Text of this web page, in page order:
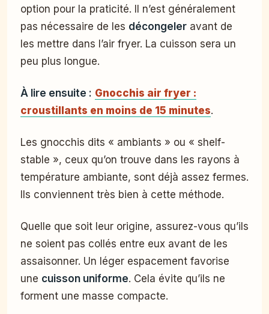
option pour la praticité. Il n’est généralement
pas nécessaire de les décongeler avant de
les mettre dans l’air fryer. La cuisson sera un
peu plus longue.
À lire ensuite : Gnocchis air fryer :
croustillants en moins de 15 minutes.
Les gnocchis dits « ambiants » ou « shelf-
stable », ceux qu’on trouve dans les rayons à
température ambiante, sont déjà assez fermes.
Ils conviennent très bien à cette méthode.
Quelle que soit leur origine, assurez-vous qu’ils
ne soient pas collés entre eux avant de les
assaisonner. Un léger espacement favorise
une cuisson uniforme. Cela évite qu’ils ne
forment une masse compacte.